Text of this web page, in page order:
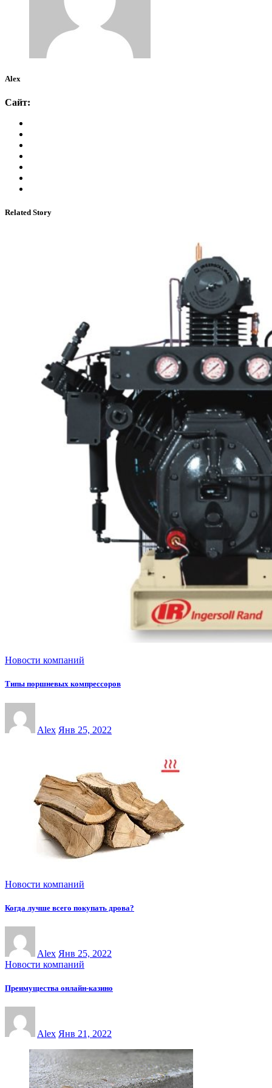
Alex
Сайт:
Related Story
Новости компаний
Типы поршневых компрессоров
Alex Янв 25, 2022
Новости компаний
Когда лучше всего покупать дрова?
Alex Янв 25, 2022
Новости компаний
Преимущества онлайн-казинo
Alex Янв 21, 2022